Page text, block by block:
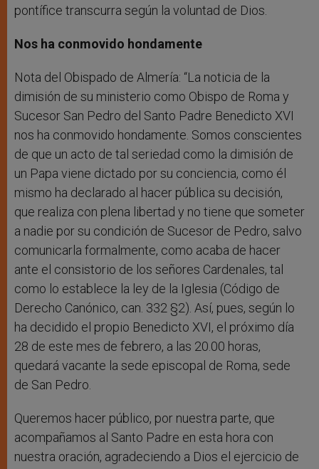
pontífice transcurra según la voluntad de Dios.
Nos ha conmovido hondamente
Nota del Obispado de Almería: “La noticia de la
dimisión de su ministerio como Obispo de Roma y
Sucesor San Pedro del Santo Padre Benedicto XVI
nos ha conmovido hondamente. Somos conscientes
de que un acto de tal seriedad como la dimisión de
un Papa viene dictado por su conciencia, como él
mismo ha declarado al hacer pública su decisión,
que realiza con plena libertad y no tiene que someter
a nadie por su condición de Sucesor de Pedro, salvo
comunicarla formalmente, como acaba de hacer
ante el consistorio de los señores Cardenales, tal
como lo establece la ley de la Iglesia (Código de
Derecho Canónico, can. 332 §2). Así, pues, según lo
ha decidido el propio Benedicto XVI, el próximo día
28 de este mes de febrero, a las 20.00 horas,
quedará vacante la sede episcopal de Roma, sede
de San Pedro.
Queremos hacer público, por nuestra parte, que
acompañamos al Santo Padre en esta hora con
nuestra oración, agradeciendo a Dios el ejercicio de